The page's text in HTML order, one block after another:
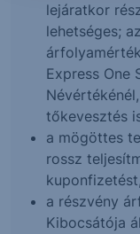
lejáratkor
lehetséges;
Express One
tőkevesztés
a mögöttes
rossz
a részvény
Kibocsátója